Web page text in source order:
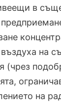
в
на
(чрез
на